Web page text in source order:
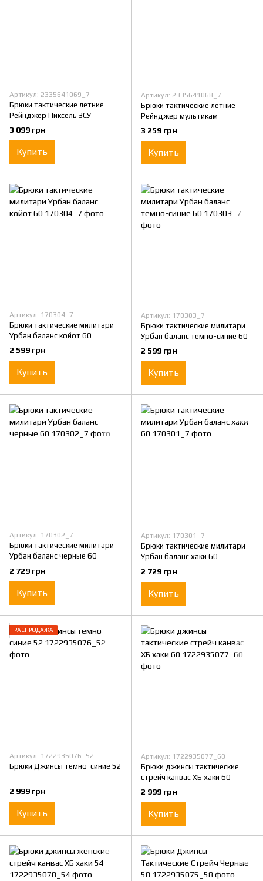
Артикул: 2335641069_7
Брюки тактические летние
Рейнджер Пиксель ЗСУ
3 099 грн
Купить
Артикул: 2335641068_7
Брюки тактические летние
Рейнджер мультикам
3 259 грн
Купить
Артикул: 170304_7
Брюки тактические милитари
Урбан баланс койот 60
2 599 грн
Купить
Артикул: 170303_7
Брюки тактические милитари
Урбан баланс темно-синие 60
2 599 грн
Купить
Артикул: 170302_7
Брюки тактические милитари
Урбан баланс черные 60
2 729 грн
Купить
Артикул: 170301_7
Брюки тактические милитари
Урбан баланс хаки 60
2 729 грн
Купить
РАСПРОДАЖА
Артикул: 1722935076_52
Брюки Джинсы темно-синие 52
2 999 грн
Купить
Артикул: 1722935077_60
Брюки джинсы тактические
стрейч канвас ХБ хаки 60
2 999 грн
Купить